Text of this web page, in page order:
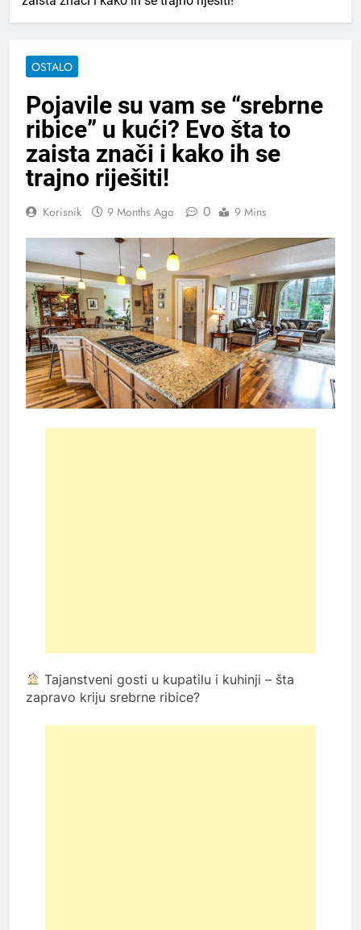
OSTALO
Pojavile su vam se “srebrne
ribice” u kući? Evo šta to
zaista znači i kako ih se
trajno riješiti!
Korisnik 9 Months Ago 0 9 Mins
Tajanstveni gosti u kupatilu i kuhinji – šta
zapravo kriju srebrne ribice?